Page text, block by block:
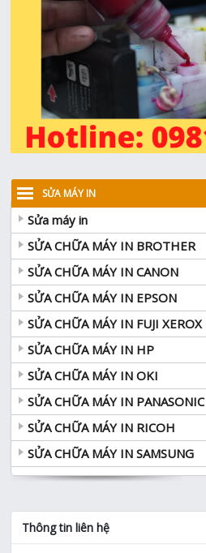
SỬA MÁY IN
Sửa máy in
SỬA CHỮA MÁY IN BROTHER
SỬA CHỮA MÁY IN CANON
SỬA CHỮA MÁY IN EPSON
SỬA CHỮA MÁY IN FUJI XEROX
SỬA CHỮA MÁY IN HP
SỬA CHỮA MÁY IN OKI
SỬA CHỮA MÁY IN PANASONIC
SỬA CHỮA MÁY IN RICOH
SỬA CHỮA MÁY IN SAMSUNG
Thông tin liên hệ